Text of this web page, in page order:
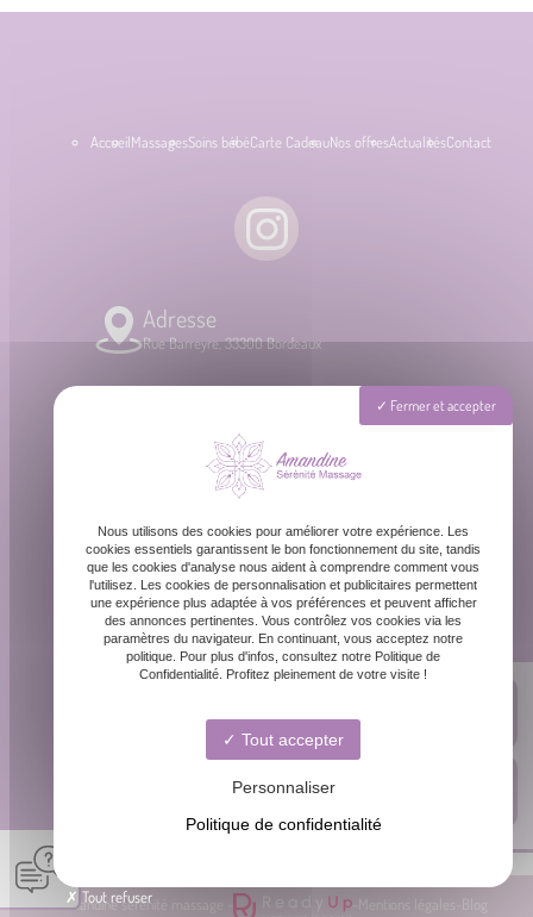
AccueilMassagesSoins bébéCarte CadeauNos offresActualitésContact
Adresse
Rue Barreyre, 33300 Bordeaux
contact@amandinemassage.fr
Horaires
Lundi - Dimanche : 8h - 20h
© Amandine sérénité massage - Mentions légales Blog
Fermer et accepter
Nous utilisons des cookies pour améliorer votre expérience. Les
cookies essentiels garantissent le bon fonctionnement du site, tandis
que les cookies d'analyse nous aident à comprendre comment vous
l'utilisez. Les cookies de personnalisation et publicitaires permettent
une expérience plus adaptée à vos préférences et peuvent afficher
des annonces pertinentes. Vous contrôlez vos cookies via les
paramètres du navigateur. En continuant, vous acceptez notre
politique. Pour plus d'infos, consultez notre Politique de
Confidentialité. Profitez pleinement de votre visite !
Tout accepter
Personnaliser
Politique de confidentialité
Tout refuser